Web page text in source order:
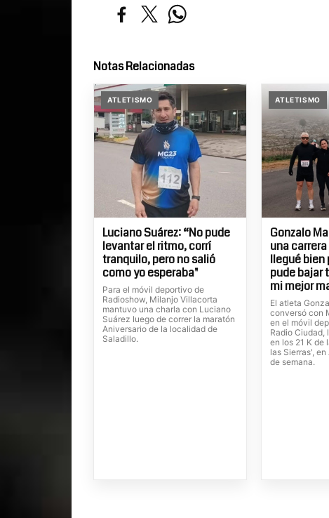
Notas Relacionadas
ATLETISMO
Luciano Suárez: “No pude
levantar el ritmo, corrí
tranquilo, pero no salió
como yo esperaba"
Para el móvil deportivo de
Radioshow, Milanjo Villacorta
mantuvo una charla con Luciano
Suárez luego de correr la maratón
Aniversario de la localidad de
Saladillo.
ATLETISMO
Gonzalo
una
llegué bien
pude bajar
mi mejor
El atleta
conversó con
en el móvil
Radio Ciudad,
en los 21 K de
las Sierras',
de semana.